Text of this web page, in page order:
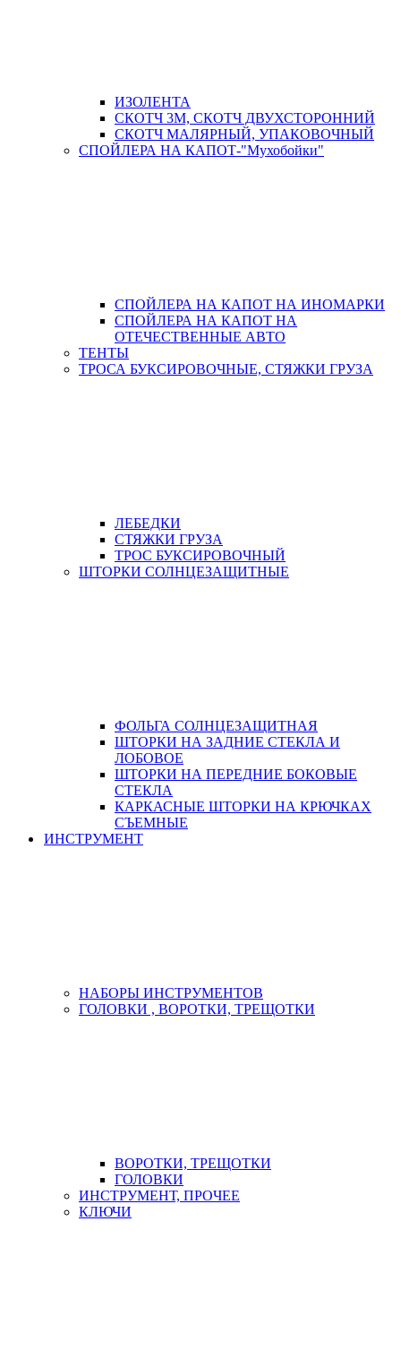
ИЗОЛЕНТА
СКОТЧ 3М, СКОТЧ ДВУХСТОРОННИЙ
СКОТЧ МАЛЯРНЫЙ, УПАКОВОЧНЫЙ
СПОЙЛЕРА НА КАПОТ-"Мухобойки"
СПОЙЛЕРА НА КАПОТ НА ИНОМАРКИ
СПОЙЛЕРА НА КАПОТ НА
ОТЕЧЕСТВЕННЫЕ АВТО
ТЕНТЫ
ТРОСА БУКСИРОВОЧНЫЕ, СТЯЖКИ ГРУЗА
ЛЕБЕДКИ
СТЯЖКИ ГРУЗА
ТРОС БУКСИРОВОЧНЫЙ
ШТОРКИ СОЛНЦЕЗАЩИТНЫЕ
ФОЛЬГА СОЛНЦЕЗАЩИТНАЯ
ШТОРКИ НА ЗАДНИЕ СТЕКЛА И
ЛОБОВОЕ
ШТОРКИ НА ПЕРЕДНИЕ БОКОВЫЕ
СТЕКЛА
КАРКАСНЫЕ ШТОРКИ НА КРЮЧКАХ
СЪЕМНЫЕ
ИНСТРУМЕНТ
НАБОРЫ ИНСТРУМЕНТОВ
ГОЛОВКИ , ВОРОТКИ, ТРЕЩОТКИ
ВОРОТКИ, ТРЕЩОТКИ
ГОЛОВКИ
ИНСТРУМЕНТ, ПРОЧЕЕ
КЛЮЧИ